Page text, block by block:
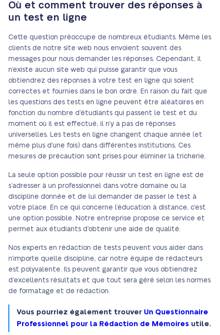
Où et comment trouver des réponses à
un test en ligne
Cette question préoccupe de nombreux étudiants. Même les
clients de notre site web nous envoient souvent des
messages pour nous demander les réponses. Cependant, il
n’existe aucun site web qui puisse garantir que vous
obtiendrez des réponses à votre test en ligne qui soient
correctes et fournies dans le bon ordre. En raison du fait que
les questions des tests en ligne peuvent être aléatoires en
fonction du nombre d’étudiants qui passent le test et du
moment où il est effectué, il n’y a pas de réponses
universelles. Les tests en ligne changent chaque année (et
même plus d’une fois) dans différentes institutions. Ces
mesures de précaution sont prises pour éliminer la tricherie.
La seule option possible pour réussir un test en ligne est de
s’adresser à un professionnel dans votre domaine ou la
discipline donnée et de lui demander de passer le test à
votre place. En ce qui concerne l’éducation à distance, c’est
une option possible. Notre entreprise propose ce service et
permet aux étudiants d’obtenir une aide de qualité.
Nos experts en rédaction de tests peuvent vous aider dans
n’importe quelle discipline, car notre équipe de rédacteurs
est polyvalente. Ils peuvent garantir que vous obtiendrez
d’excellents résultats et que tout sera géré selon les normes
de formatage et de rédaction.
Vous pourriez également trouver Un Questionnaire
Professionnel pour la Rédaction de Mémoires utile.